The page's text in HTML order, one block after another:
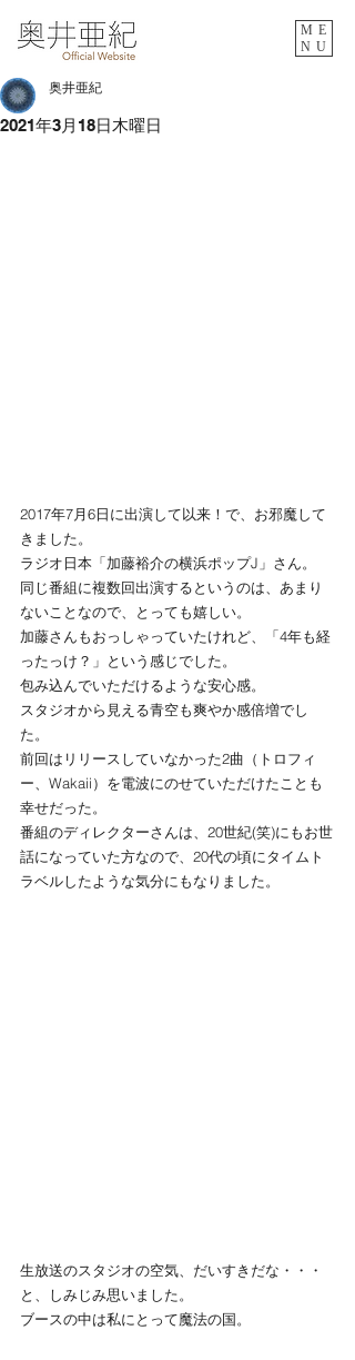
ME
NU
2021年3月18日木曜日
奥井亜紀
2017年7月6日に出演して以来！で、お邪魔して
きました。
ラジオ日本「加藤裕介の横浜ポップJ」さん。
同じ番組に複数回出演するというのは、あまり
ないことなので、とっても嬉しい。
加藤さんもおっしゃっていたけれど、「4年も経
ったっけ？」という感じでした。
包み込んでいただけるような安心感。
スタジオから見える青空も爽やか感倍増でし
た。
前回はリリースしていなかった2曲（トロフィ
ー、Wakaii）を電波にのせていただけたことも
幸せだった。
番組のディレクターさんは、20世紀(笑)にもお世
話になっていた方なので、20代の頃にタイムト
ラベルしたような気分にもなりました。
生放送のスタジオの空気、だいすきだな・・・
と、しみじみ思いました。
ブースの中は私にとって魔法の国。